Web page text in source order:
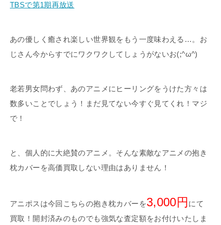
TBSで第1期再放送
あの優しく癒され楽しい世界観をもう一度味わえる…。お
じさん今からすでにワクワクしてしょうがないお(;^ω^)
老若男女問わず、あのアニメにヒーリングをうけた方々は
数多いことでしょう！まだ見てない今すぐ見てくれ！マジ
で！
と、個人的に大絶賛のアニメ。そんな素敵なアニメの抱き
枕カバーを高価買取しない理由はありません！
アニポスは今回こちらの抱き枕カバーを3,000円 にて
買取！開封済みのものでも強気な査定額をお付けいたしま